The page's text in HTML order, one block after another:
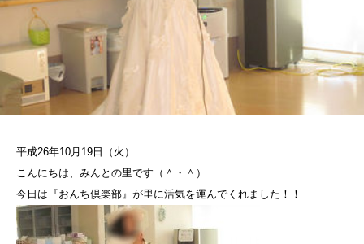
平成26年10月19日（火）
こんにちは、みんとの里です（＾・＾）
今日は『おんち倶楽部』が里に活気を運んでくれました！！